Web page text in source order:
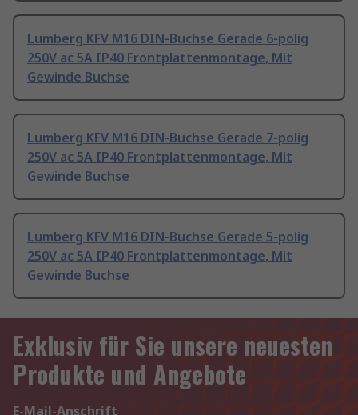
Lumberg KFV M16 DIN-Buchse Gerade 6-polig
250V ac 5A IP40 Frontplattenmontage, Mit
Gewinde Buchse
Lumberg KFV M16 DIN-Buchse Gerade 7-polig
250V ac 5A IP40 Frontplattenmontage, Mit
Gewinde Buchse
Lumberg KFV M16 DIN-Buchse Gerade 5-polig
250V ac 5A IP40 Frontplattenmontage, Mit
Gewinde Buchse
Exklusiv für Sie unsere neuesten
Produkte und Angebote
E-Mail-Anschrift